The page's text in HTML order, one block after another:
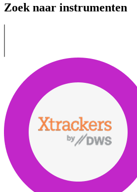
Zoek naar instrumenten